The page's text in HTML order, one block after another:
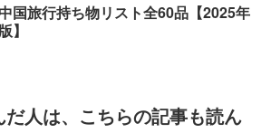
中国旅行持ち物リスト全60品【2025年
】
だ人は、こちらの記事も読ん